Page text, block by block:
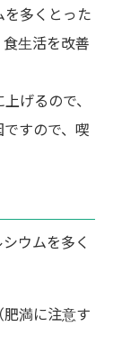
を多くとった
生活を改善
げるので、
すので、喫
ウムを多く
満に注意す